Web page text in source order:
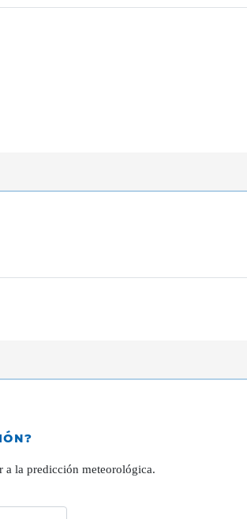
a la predicción meteorológica.